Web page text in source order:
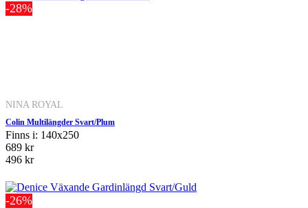
-28%
NINA ROYAL
Colin Multilängder Svart/Plum
Finns i: 140x250
689 kr
496 kr
-26%